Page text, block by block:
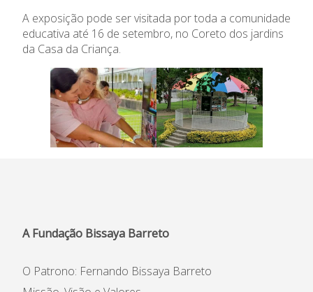
A exposição pode ser visitada por toda a comunidade
educativa até 16 de setembro, no Coreto dos jardins
da Casa da Criança.
A Fundação Bissaya Barreto
O Patrono: Fernando Bissaya Barreto